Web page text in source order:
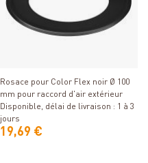
Rosace pour Color Flex noir Ø 100
mm pour raccord d'air extérieur
Disponible, délai de livraison : 1 à 3
jours
19,69 €